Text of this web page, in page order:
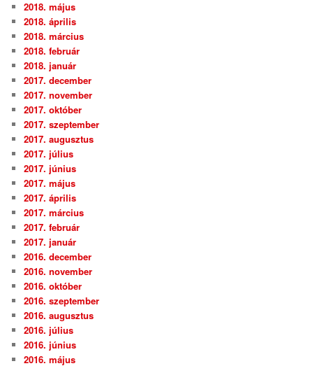
2018. május
2018. április
2018. március
2018. február
2018. január
2017. december
2017. november
2017. október
2017. szeptember
2017. augusztus
2017. július
2017. június
2017. május
2017. április
2017. március
2017. február
2017. január
2016. december
2016. november
2016. október
2016. szeptember
2016. augusztus
2016. július
2016. június
2016. május